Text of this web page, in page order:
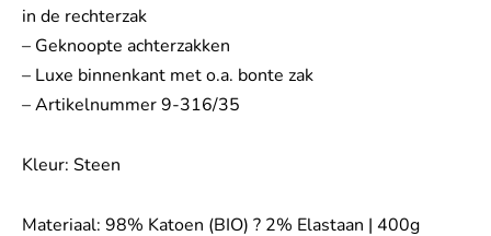
in de rechterzak
– Geknoopte achterzakken
– Luxe binnenkant met o.a. bonte zak
– Artikelnummer 9-316/35
Kleur: Steen
Materiaal: 98% Katoen (BIO) ? 2% Elastaan | 400g